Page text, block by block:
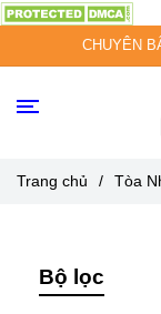
CHUYÊN
Trang chủ / Tòa
Bộ lọc